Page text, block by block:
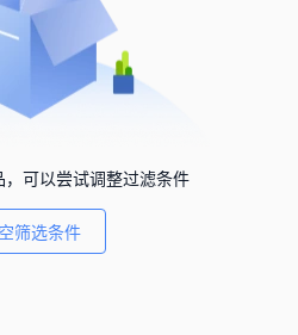
可以尝试调整过滤条件
筛选条件